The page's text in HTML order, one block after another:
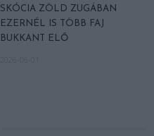
SKÓCIA ZÖLD ZUGÁBAN
EZERNÉL IS TÖBB FAJ
BUKKANT ELŐ